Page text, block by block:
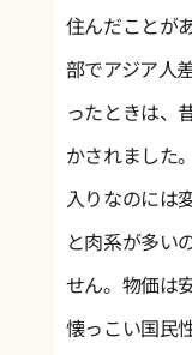
住んだことが
部でアジア人
ったときは、
かされました
入りなのには
と肉系が多い
せん。物価は
懐っこい国民